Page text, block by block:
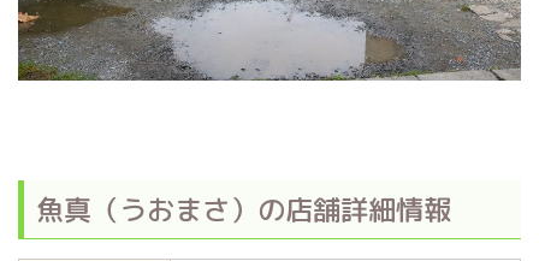
魚真（うおまさ）の店舗詳細情報